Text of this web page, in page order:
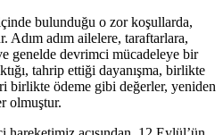
bulunduğu o zor koşullarda,
Adım adım ailelere, taraftarlara,
genelde devrimci mücadeleye bir
tahrip ettiği dayanışma, birlikte
birlikte ödeme gibi değerler, yeniden
olmuştur.